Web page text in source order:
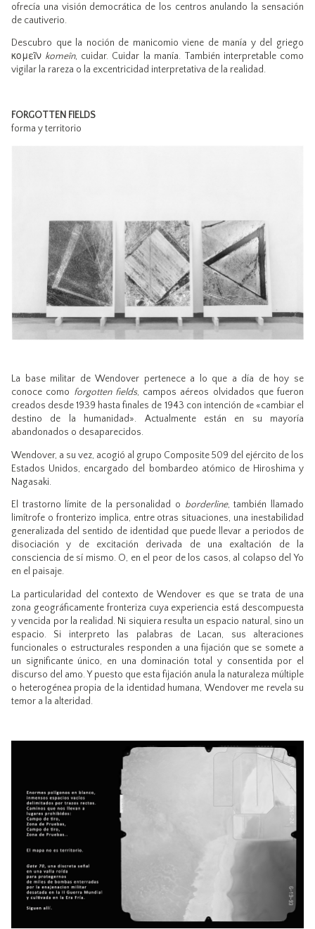
ofrecía una visión democrática de los centros anulando la sensación
de cautiverio.
Descubro que la noción de manicomio viene de manía y del griego
κομεῖν komeîn, cuidar. Cuidar la manía. También interpretable como
vigilar la rareza o la excentricidad interpretativa de la realidad.
FORGOTTEN FIELDS
forma y territorio
La base militar de Wendover pertenece a lo que a día de hoy se
conoce como forgotten fields, campos aéreos olvidados que fueron
creados desde 1939 hasta finales de 1943 con intención de «cambiar el
destino de la humanidad». Actualmente están en su mayoría
abandonados o desaparecidos.
Wendover, a su vez, acogió al grupo Composite 509 del ejército de los
Estados Unidos, encargado del bombardeo atómico de Hiroshima y
Nagasaki.
El trastorno límite de la personalidad o borderline, también llamado
limítrofe o fronterizo implica, entre otras situaciones, una inestabilidad
generalizada del sentido de identidad que puede llevar a periodos de
disociación y de excitación derivada de una exaltación de la
consciencia de sí mismo. O, en el peor de los casos, al colapso del Yo
en el paisaje.
La particularidad del contexto de Wendover es que se trata de una
zona geográficamente fronteriza cuya experiencia está descompuesta
y vencida por la realidad. Ni siquiera resulta un espacio natural, sino un
espacio. Si interpreto las palabras de Lacan, sus alteraciones
funcionales o estructurales responden a una fijación que se somete a
un significante único, en una dominación total y consentida por el
discurso del amo. Y puesto que esta fijación anula la naturaleza múltiple
o heterogénea propia de la identidad humana, Wendover me revela su
temor a la alteridad.